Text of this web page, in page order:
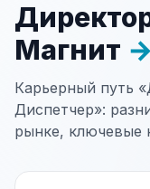
Магнит →
Карьерный путь
Диспетчер»:
рынке, ключевые